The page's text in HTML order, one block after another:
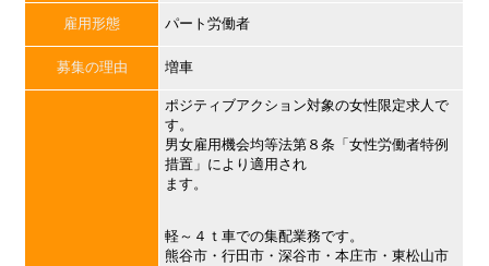
雇用形態 パート労働者
募集の理由 増車
ポジティブアクション対象の女性限定求人で
す。
男女雇用機会均等法第８条「女性労働者特例
措置」により適用され
ます。
軽～４ｔ車での集配業務です。
熊谷市・行田市・深谷市・本庄市・東松山市